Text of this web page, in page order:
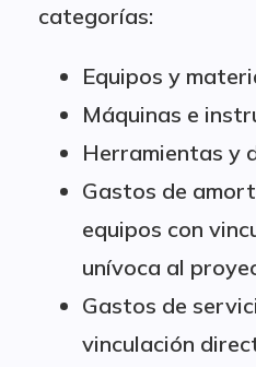
categorías:
Equipos y
Máquinas e
Herramientas y
Gastos de
equipos con
unívoca al
Gastos de
vinculación